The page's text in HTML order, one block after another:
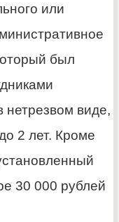
или
был
нетрезвом виде,
2 лет. Кроме
30 000 рублей